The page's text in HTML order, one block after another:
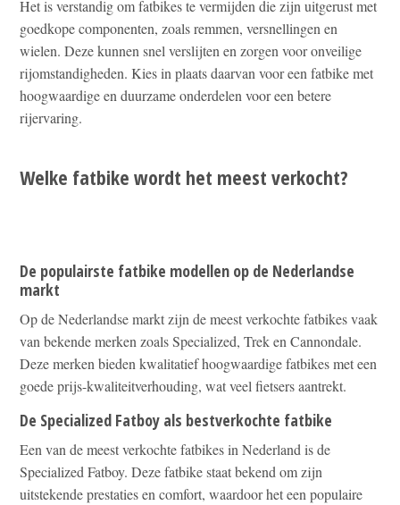
Het is verstandig om fatbikes te vermijden die zijn uitgerust met
goedkope componenten, zoals remmen, versnellingen en
wielen. Deze kunnen snel verslijten en zorgen voor onveilige
rijomstandigheden. Kies in plaats daarvan voor een fatbike met
hoogwaardige en duurzame onderdelen voor een betere
rijervaring.
Welke fatbike wordt het meest verkocht?
De populairste fatbike modellen op de Nederlandse
markt
Op de Nederlandse markt zijn de meest verkochte fatbikes vaak
van bekende merken zoals Specialized, Trek en Cannondale.
Deze merken bieden kwalitatief hoogwaardige fatbikes met een
goede prijs-kwaliteitverhouding, wat veel fietsers aantrekt.
De Specialized Fatboy als bestverkochte fatbike
Een van de meest verkochte fatbikes in Nederland is de
Specialized Fatboy. Deze fatbike staat bekend om zijn
uitstekende prestaties en comfort, waardoor het een populaire